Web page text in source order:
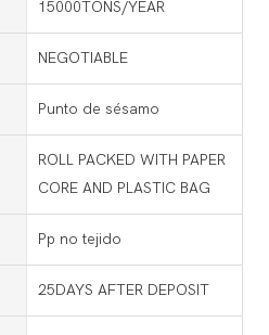
15000TONS/YEAR
NEGOTIABLE
Punto de sésamo
ROLL PACKED WITH PAPER
CORE AND PLASTIC BAG
Pp no tejido
25DAYS AFTER DEPOSIT